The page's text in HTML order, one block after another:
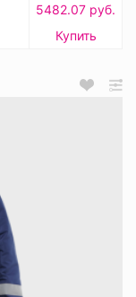
5482.07 руб.
Купить